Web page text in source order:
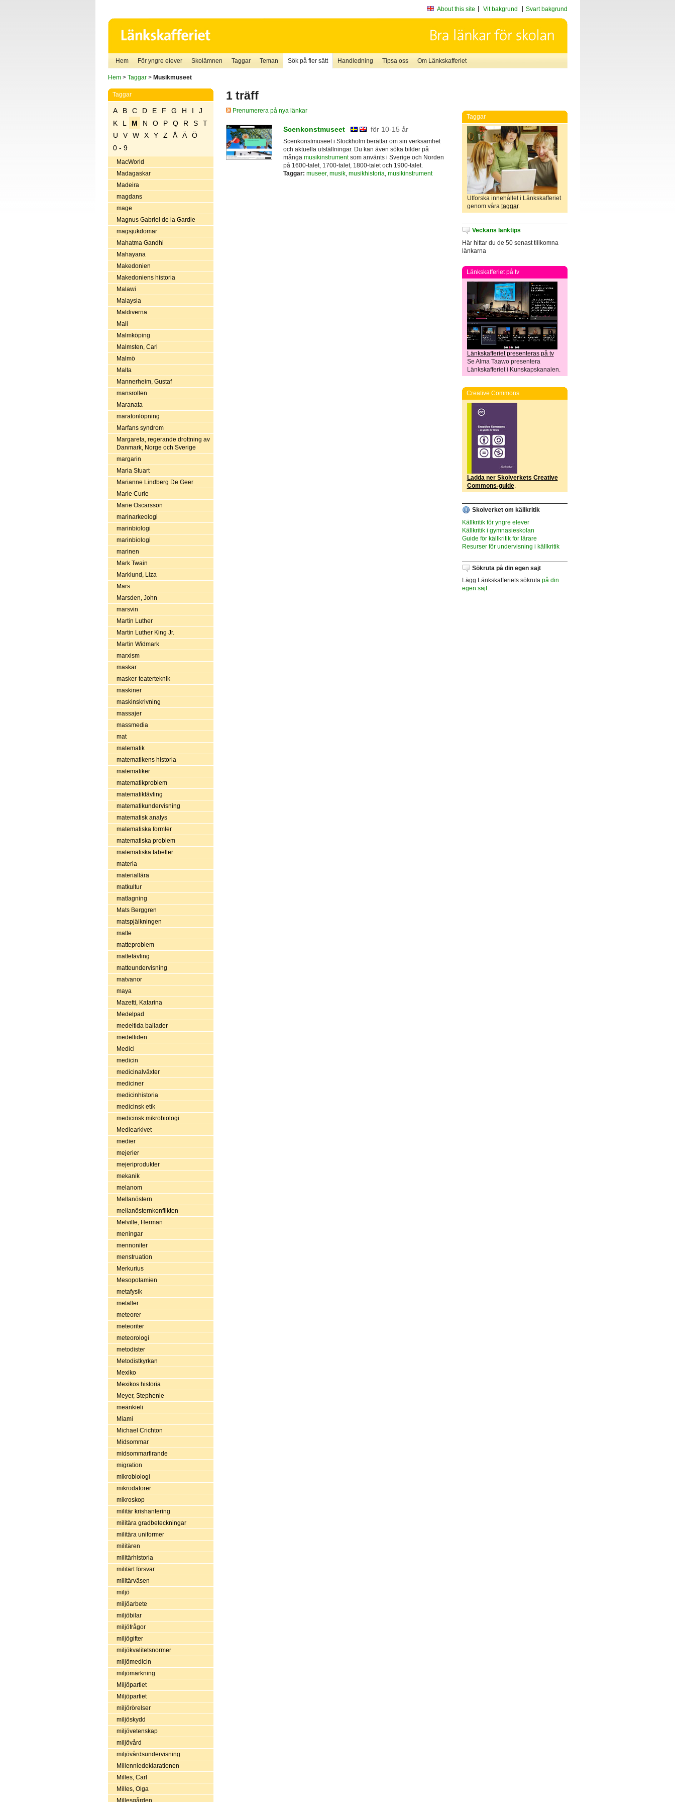
About this site Vit bakgrund Svart bakgrund
Hem För yngre elever Skolämnen Taggar Teman Sök på fler sätt Handledning Tipsa oss Om Länkskafferiet
Hem> Taggar> Musikmuseet
Taggar
A B C D E F G H I
J
K
L M N O P Q R S
T
U
V W X Y Z Å Ä
Ö
0 - 9
MacWorld
Madagaskar
Madeira
magdans
mage
Magnus Gabriel de la Gardie
magsjukdomar
Mahatma Gandhi
Mahayana
Makedonien
Makedoniens historia
Malawi
Malaysia
Maldiverna
Mali
Malmköping
Malmsten, Carl
Malmö
Malta
Mannerheim, Gustaf
mansrollen
Maranata
maratonlöpning
Marfans syndrom
Margareta, regerande drottning av
Danmark, Norge och Sverige
margarin
Maria Stuart
Marianne Lindberg De Geer
Marie Curie
Marie Oscarsson
marinarkeologi
marinbiologi
marinbiologi
marinen
Mark Twain
Marklund, Liza
Mars
Marsden, John
marsvin
Martin Luther
Martin Luther King Jr.
Martin Widmark
marxism
maskar
masker-teaterteknik
maskiner
maskinskrivning
massajer
massmedia
mat
matematik
matematikens historia
matematiker
matematikproblem
matematiktävling
matematikundervisning
matematisk analys
matematiska formler
matematiska problem
matematiska tabeller
materia
materiallära
matkultur
matlagning
Mats Berggren
matspjälkningen
matte
matteproblem
mattetävling
matteundervisning
matvanor
maya
Mazetti, Katarina
Medelpad
medeltida ballader
medeltiden
Medici
medicin
medicinalväxter
mediciner
medicinhistoria
medicinsk etik
medicinsk mikrobiologi
Mediearkivet
medier
mejerier
mejeriprodukter
mekanik
melanom
Mellanöstern
mellanösternkonflikten
Melville, Herman
meningar
mennoniter
menstruation
Merkurius
Mesopotamien
metafysik
metaller
meteorer
meteoriter
meteorologi
metodister
Metodistkyrkan
Mexiko
Mexikos historia
Meyer, Stephenie
meänkieli
Miami
Michael Crichton
Midsommar
midsommarfirande
migration
mikrobiologi
mikrodatorer
mikroskop
militär krishantering
militära gradbeteckningar
militära uniformer
militären
militärhistoria
militärt försvar
militärväsen
miljö
miljöarbete
miljöbilar
miljöfrågor
miljögifter
miljökvalitetsnormer
miljömedicin
miljömärkning
Miljöpartiet
Miljöpartiet
miljörörelser
miljöskydd
miljövetenskap
miljövård
miljövårdsundervisning
Millenniedeklarationen
Milles, Carl
Milles, Olga
Millesgården
1 träff
Prenumerera på nya länkar
Scenkonstmuseet för 10-15 år
Scenkonstmuseet i Stockholm berättar om sin verksamhet
och aktuella utställningar. Du kan även söka bilder på
många musikinstrumentsom använts i Sverige och Norden
på 1600-talet, 1700-talet, 1800-talet och 1900-talet.
Taggar: museer, musik, musikhistoria musikinstrument
Taggar
Utforska innehållet i Länkskafferiet
genom våra taggar.
Veckans länktips
Här hittar du de 50 senast tillkomna
länkarna
Länkskafferiet på tv
Länkskafferiet presenteras på tv
Se Alma Taawo presentera
Länkskafferiet i Kunskapskanalen.
Creative Commons
Ladda ner Skolverkets Creative
Commons-guide.
Skolverket om källkritik
Källkritik för yngre elever
Källkritik i gymnasieskolan
Guide för källkritik för lärare
Resurser för undervisning i källkritik
Sökruta på din egen sajt
Lägg Länkskafferiets sökruta på din
egen sajt.